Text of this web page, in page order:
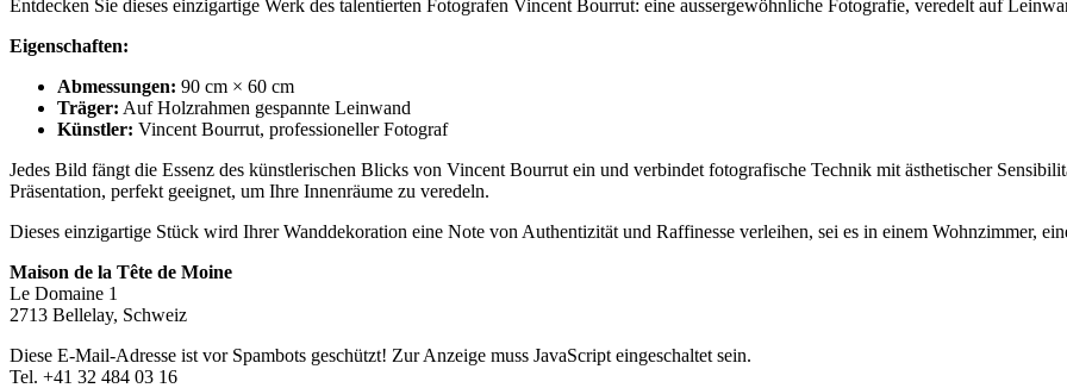
Entdecken Sie dieses einzigartige Werk des talentierten Fotografen Vincent Bourrut: eine aussergewöhnliche Fotografie, veredelt auf
Eigenschaften:
Abmessungen: 90 cm × 60 cm
Träger: Auf Holzrahmen gespannte Leinwand
Künstler: Vincent Bourrut, professioneller Fotograf
Jedes Bild fängt die Essenz des künstlerischen Blicks von Vincent Bourrut ein und verbindet fotografische Technik mit ästhetischer
Präsentation, perfekt geeignet, um Ihre Innenräume zu veredeln.
Dieses einzigartige Stück wird Ihrer Wanddekoration eine Note von Authentizität und Raffinesse verleihen, sei es in einem Wohnzimmer,
Maison de la Tête de Moine
Le Domaine 1
2713 Bellelay, Schweiz
Diese E-Mail-Adresse ist vor Spambots geschützt! Zur Anzeige muss JavaScript eingeschaltet sein.
Tel. +41 32 484 03 16